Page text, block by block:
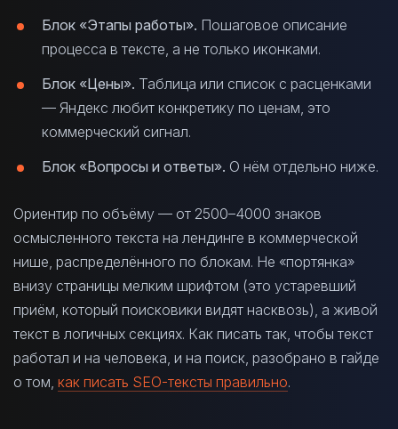
Блок «Этапы работы». Пошаговое описание
процесса в тексте, а не только иконками.
Блок «Цены». Таблица или список с расценками
— Яндекс любит конкретику по ценам, это
коммерческий сигнал.
Блок «Вопросы и ответы». О нём отдельно ниже.
Ориентир по объёму — от 2500–4000 знаков
осмысленного текста на лендинге в коммерческой
нише, распределённого по блокам. Не «портянка»
внизу страницы мелким шрифтом (это устаревший
приём, который поисковики видят насквозь), а живой
текст в логичных секциях. Как писать так, чтобы текст
работал и на человека, и на поиск, разобрано в гайде
о том, как писать SEO-тексты правильно.